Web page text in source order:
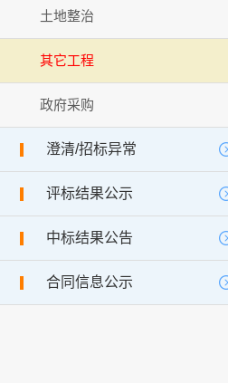
土地整治
其它工程
政府采购
澄清/招标异常
评标结果公示
中标结果公告
合同信息公示